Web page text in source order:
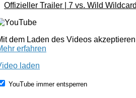
Offizieller Trailer | 7 vs. Wild
dem Laden des Videos
erfahren
laden
YouTube immer entsperren